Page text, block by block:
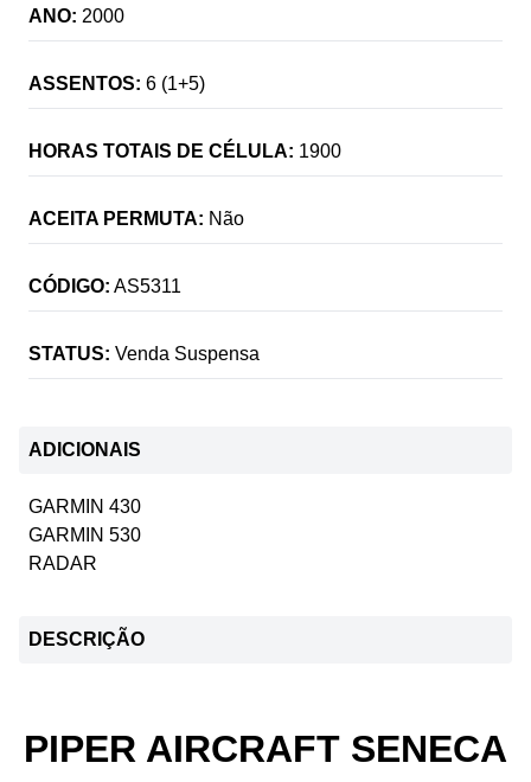
ANO: 2000
ASSENTOS: 6 (1+5)
HORAS TOTAIS DE CÉLULA: 1900
ACEITA PERMUTA: Não
CÓDIGO: AS5311
STATUS: Venda Suspensa
ADICIONAIS
GARMIN 430
GARMIN 530
RADAR
DESCRIÇÃO
PIPER AIRCRAFT SENECA